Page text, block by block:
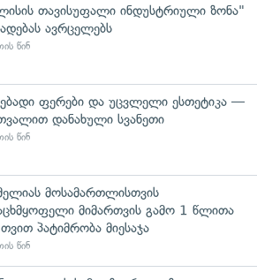
თავისუფალი ინდუსტრიული ზონა"
ავრცელებს
წინ
ფერები და უცვლელი ესთეტიკა —
დანახული სვანეთი
წინ
მოსამართლისთვის
მიმართვის გამო 1 წლითა
პატიმრობა მიესაჯა
წინ